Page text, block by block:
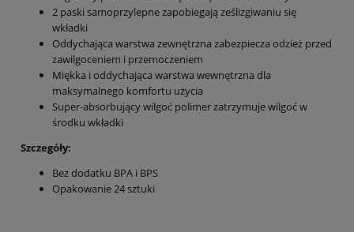
2 paski samoprzylepne zapobiegają ześlizgiwaniu się
wkładki
Oddychająca warstwa zewnętrzna zabezpiecza odzież przed
zawilgoceniem i przemoczeniem
Miękka i oddychająca warstwa wewnętrzna dla
maksymalnego komfortu użycia
Super-absorbujący wilgoć polimer zatrzymuje wilgoć w
środku wkładki
Szczegóły:
Bez dodatku BPA i BPS
Opakowanie 24 sztuki